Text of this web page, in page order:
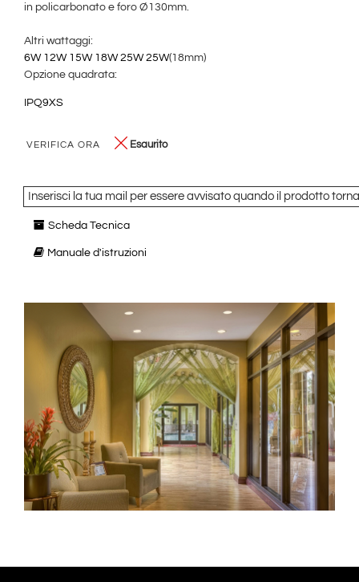
in policarbonato e foro Ø130mm.
Altri wattaggi:
6W 12W 15W 18W 25W 25W(18mm)
Opzione quadrata:
IPQ9XS
VERIFICA ORA Esaurito
Inserisci la tua mail per essere avvisato quando il prodotto
Scheda Tecnica
Manuale d'istruzioni